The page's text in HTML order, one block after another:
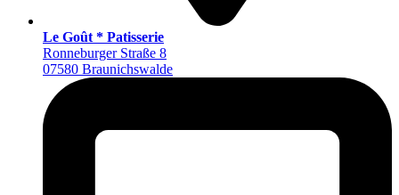
Le Goût * Patisserie
Ronneburger Straße 8
07580 Braunichswalde